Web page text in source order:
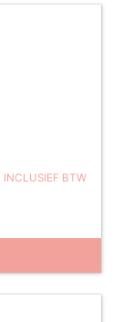
INCLUSIEF BTW